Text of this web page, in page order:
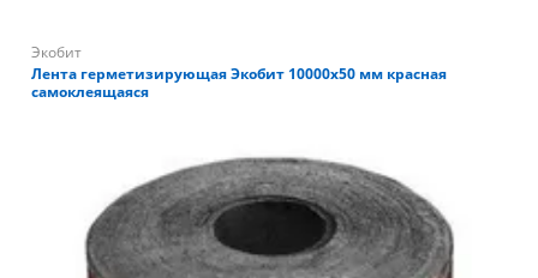
Экобит
Лента герметизирующая Экобит 10000х50 мм красная
самоклеящаяся